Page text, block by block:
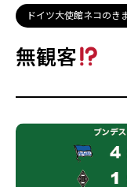
地域別ガイド
観光ガイド
ライフスタイル
著者一覧
ライター募集
ドイツ大使館ネコのき
無観客